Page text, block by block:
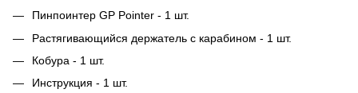
Пинпоинтер GP Pointer - 1 шт.
Растягивающийся держатель с карабином - 1 шт.
Кобура - 1 шт.
Инструкция - 1 шт.